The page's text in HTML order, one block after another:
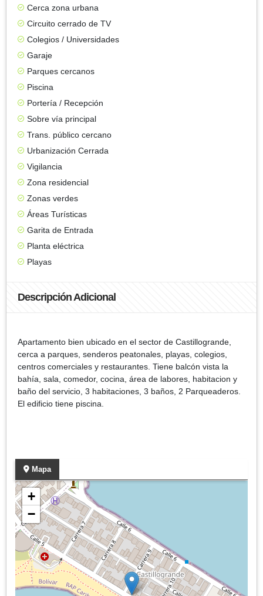
Cerca zona urbana
Circuito cerrado de TV
Colegios / Universidades
Garaje
Parques cercanos
Piscina
Portería / Recepción
Sobre vía principal
Trans. público cercano
Urbanización Cerrada
Vigilancia
Zona residencial
Zonas verdes
Áreas Turísticas
Garita de Entrada
Planta eléctrica
Playas
Descripción Adicional
Apartamento bien ubicado en el sector de Castillogrande,
cerca a parques, senderos peatonales, playas, colegios,
centros comerciales y restaurantes. Tiene balcón vista la
bahía, sala, comedor, cocina, área de labores, habitacion y
baño del servicio, 3 habitaciones, 3 baños, 2 Parqueaderos.
El edificio tiene piscina.
Mapa
+
−